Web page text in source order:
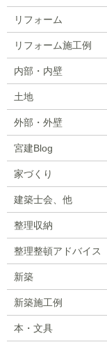
リフォーム
リフォーム施工例
内部・内壁
土地
外部・外壁
宮建Blog
家づくり
建築士会、他
整理収納
整理整頓アドバイス
新築
新築施工例
本・文具